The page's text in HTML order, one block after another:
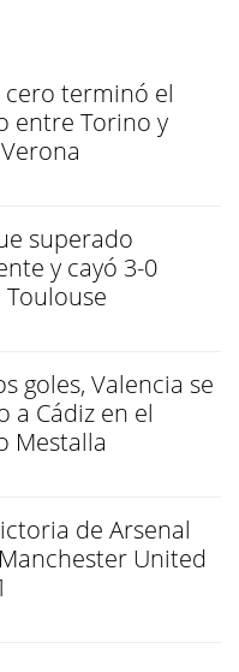
cero terminó el
entre Torino y
superado
y cayó 3-0
goles, Valencia se
a Cádiz en el
Mestalla
de Arsenal
United